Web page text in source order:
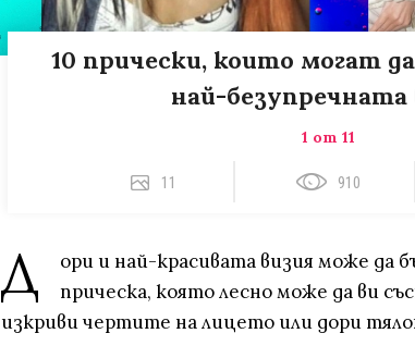
10 прически, които могат
най-безупречната
1 от 11
11 910
Д
ори и най-красивата визия може да
прическа, която лесно може да ви
изкриви чертите на лицето или дори